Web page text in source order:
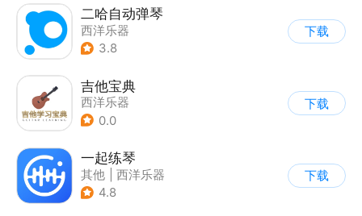
二哈自动弹琴
西洋乐器
3.8
下载
吉他宝典
西洋乐器
0.0
下载
一起练琴
其他
西洋乐器
| 兴趣学习
4.8
下载